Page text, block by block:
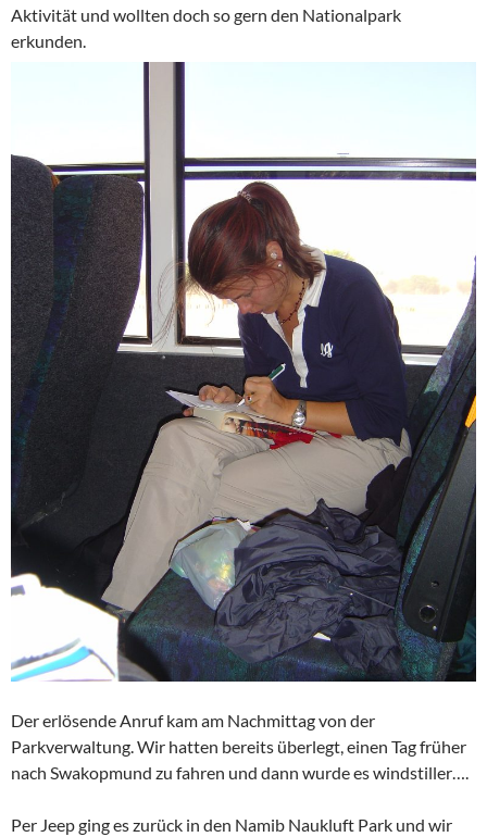
Aktivität und wollten doch so gern den Nationalpark
erkunden.
Der erlösende Anruf kam am Nachmittag von der
Parkverwaltung. Wir hatten bereits überlegt, einen Tag früher
nach Swakopmund zu fahren und dann wurde es windstiller….
Per Jeep ging es zurück in den Namib Naukluft Park und wir